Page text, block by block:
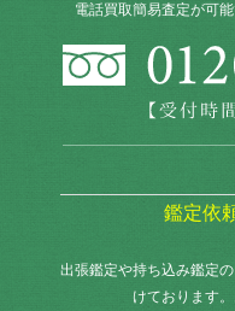
電話買取簡易査定が可
鑑定依
出張鑑定や持ち込み鑑定
けております